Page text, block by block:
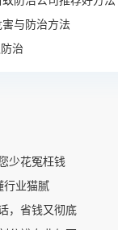
与防治方法
治
少花冤枉钱
行业猫腻
，省钱又彻底